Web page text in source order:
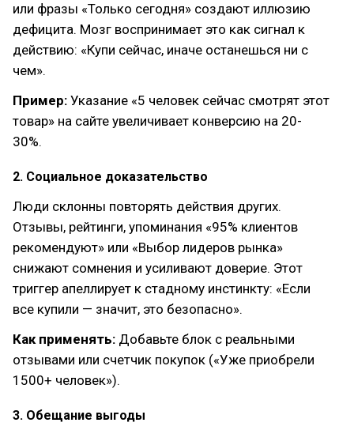
или фразы «Только сегодня» создают иллюзию
дефицита. Мозг воспринимает это как сигнал к
действию: «Купи сейчас, иначе останешься ни с
чем».
Пример: Указание «5 человек сейчас смотрят этот
товар» на сайте увеличивает конверсию на 20-
30%.
2. Социальное доказательство
Люди склонны повторять действия других.
Отзывы, рейтинги, упоминания «95% клиентов
рекомендуют» или «Выбор лидеров рынка»
снижают сомнения и усиливают доверие. Этот
триггер апеллирует к стадному инстинкту: «Если
все купили — значит, это безопасно».
Как применять: Добавьте блок с реальными
отзывами или счетчик покупок («Уже приобрели
1500+ человек»).
3. Обещание выгоды